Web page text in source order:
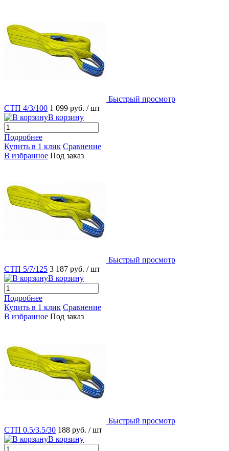
Быстрый просмотр
СТП 4/3/100 1 099 руб. / шт
В корзину
Подробнее
Купить в 1 клик Сравнение
В избранное Под заказ
Быстрый просмотр
СТП 5/7/125 3 187 руб. / шт
В корзину
Подробнее
Купить в 1 клик Сравнение
В избранное Под заказ
Быстрый просмотр
СТП 0.5/3.5/30 188 руб. / шт
В корзину